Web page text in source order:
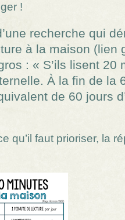
!
recherche qui
à la maison (lien
: « S’ils lisent 20
À la fin de la
de 60 jours
qu’il faut prioriser, la